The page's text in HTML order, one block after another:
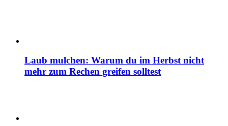
Laub mulchen: Warum du im Herbst nicht
mehr zum Rechen greifen solltest